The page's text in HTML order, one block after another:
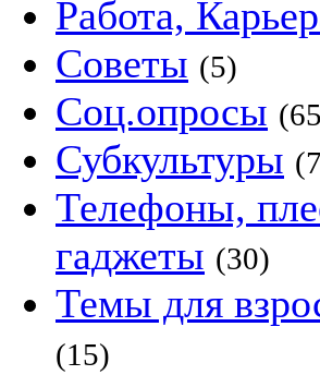
Работа,
Советы (5)
Соц.опросы
Субкультуры
Телефоны,
гаджеты (30)
Темы для
(15)